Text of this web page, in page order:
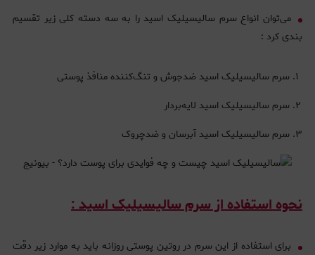
می‌توان انواع سرم سالیسیلیک اسید را به سه دسته کلی زیر تقسیم
بندی کرد :
سرم سالیسیلیک اسید ضدجوش و تنگ‌کننده منافذ پوستی
سرم سالیسیلیک اسید لایه‌بردار
سرم سالیسیلیک اسید آبرسان و ضدچروک
نحوه استفاده از سرم سالیسیلیک اسید :
برای استفاده از این سرم در روتین پوستی روزانه باید به موارد زیر دقت